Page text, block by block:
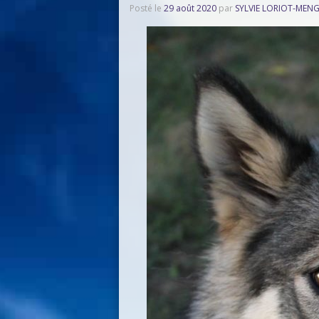
Posté le 29 août 2020 par SYLVIE LORIOT-